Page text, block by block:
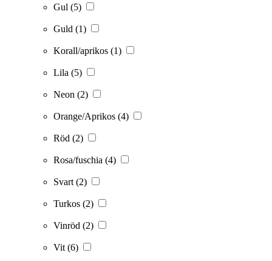
Gul (5)
Guld (1)
Korall/aprikos (1)
Lila (5)
Neon (2)
Orange/Aprikos (4)
Röd (2)
Rosa/fuschia (4)
Svart(2)
Turkos (2)
Vinröd (2)
Vit(6)